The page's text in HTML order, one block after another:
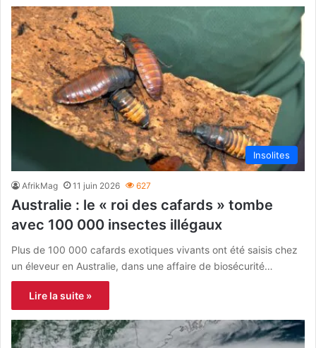
Insolites
AfrikMag 11 juin 2026 627
Australie : le « roi des cafards » tombe
avec 100 000 insectes illégaux
Plus de 100 000 cafards exotiques vivants ont été saisis chez
un éleveur en Australie, dans une affaire de biosécurité…
Lire la suite »